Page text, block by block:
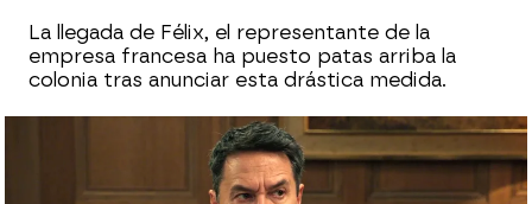
La llegada de Félix, el representante de la
empresa francesa ha puesto patas arriba la
colonia tras anunciar esta drástica medida.
Los De la Reina, impactados ante la
terrible decisión de Antoine Brossard:
“Vamos a trasladar la fábrica a